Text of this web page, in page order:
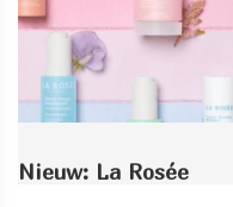
Nieuw: La Rosée